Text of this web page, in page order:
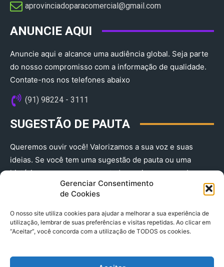
Gerenciar Consentimento
de Cookies
O nosso site utiliza cookies para ajudar a melhorar a sua experiência de
utilização, lembrar de suas preferências e visitas repetidas. Ao clicar em
“Aceitar”, você concorda com a utilização de TODOS os cookies.
aprovinciadoparacomercial@gmail.com​
ANUNCIE AQUI
Anuncie aqui e alcance uma audiência global. Seja parte
do nosso compromisso com a informação de qualidade.
Contate-nos nos telefones abaixo
(91) 98224 - 3111
SUGESTÃO DE PAUTA
Queremos ouvir você! Valorizamos a sua voz e suas
ideias. Se você tem uma sugestão de pauta ou uma
história que merece ser contada, envie-nos agora!
(91) 98224 - 3111